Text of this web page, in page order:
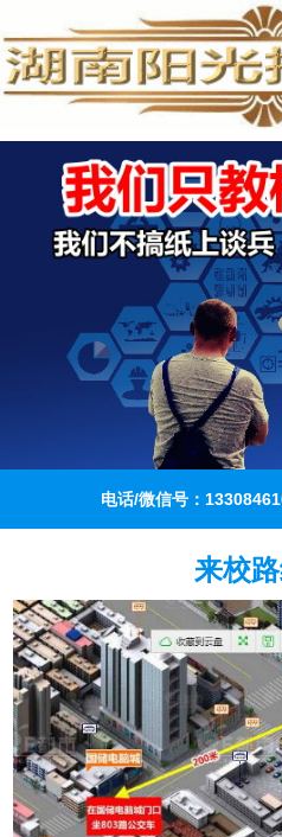
电话/微信号：
来校